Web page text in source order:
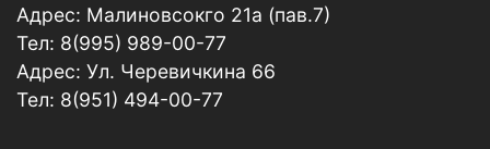
Адрес: Малиновсокго 21а (пав.7)
Тел: 8(995) 989-00-77
Адрес: Ул. Черевичкина 66
Тел: 8(951) 494-00-77